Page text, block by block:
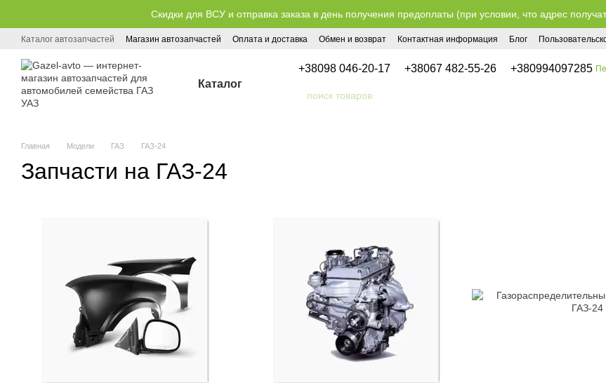
Перейти к основному контентуСкидки для ВСУ и отправка заказа в день получения предоплаты (при условии, что адрес
Каталог автозапчастей Магазин автозапчастей Оплата и доставка Обмен и возврат Контактная информация Блог
Каталог
+38098 046-20-17 +38067 482-55-26 +380994097285
Главная Модели ГАЗ ГАЗ-24
Запчасти на ГАЗ-24